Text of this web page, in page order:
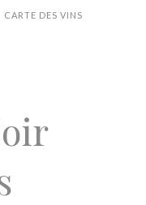
CARTE DES VINS